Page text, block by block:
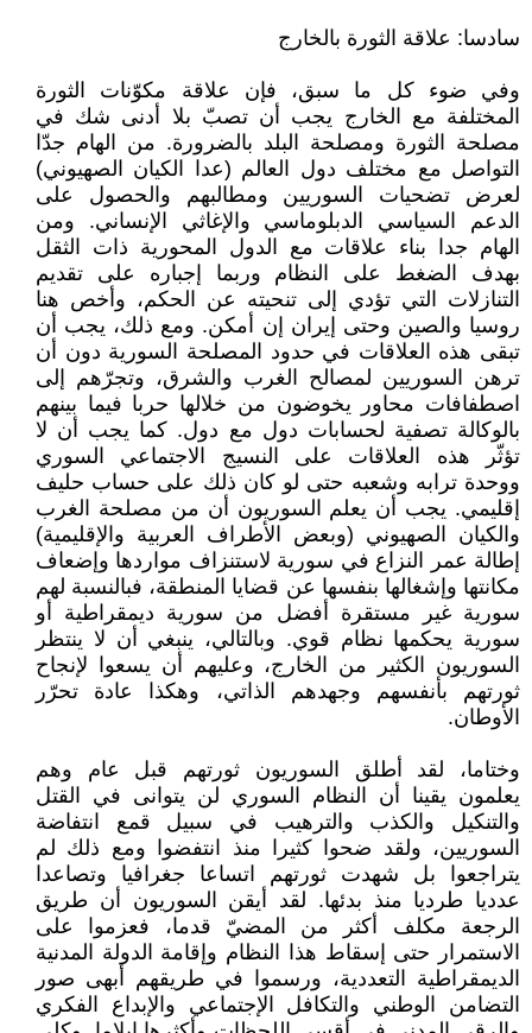
سادسا: علاقة الثورة بالخارج
وفي ضوء كل ما سبق، فإن علاقة مكوّنات الثورة
المختلفة مع الخارج يجب أن تصبّ بلا أدنى شك في
مصلحة الثورة ومصلحة البلد بالضرورة. من الهام جدّا
التواصل مع مختلف دول العالم (عدا الكيان الصهيوني)
لعرض تضحيات السوريين ومطالبهم والحصول على
الدعم السياسي الدبلوماسي والإغاثي الإنساني. ومن
الهام جدا بناء علاقات مع الدول المحورية ذات الثقل
بهدف الضغط على النظام وربما إجباره على تقديم
التنازلات التي تؤدي إلى تنحيته عن الحكم، وأخص هنا
روسيا والصين وحتى إيران إن أمكن. ومع ذلك، يجب أن
تبقى هذه العلاقات في حدود المصلحة السورية دون أن
ترهن السوريين لمصالح الغرب والشرق، وتجرّهم إلى
اصطفافات محاور يخوضون من خلالها حربا فيما بينهم
بالوكالة تصفية لحسابات دول مع دول. كما يجب أن لا
تؤثّر هذه العلاقات على النسيج الاجتماعي السوري
ووحدة ترابه وشعبه حتى لو كان ذلك على حساب حليف
إقليمي. يجب أن يعلم السوريون أن من مصلحة الغرب
والكيان الصهيوني (وبعض الأطراف العربية والإقليمية)
إطالة عمر النزاع في سورية لاستنزاف مواردها وإضعاف
مكانتها وإشغالها بنفسها عن قضايا المنطقة، فبالنسبة لهم
سورية غير مستقرة أفضل من سورية ديمقراطية أو
سورية يحكمها نظام قوي. وبالتالي، ينبغي أن لا ينتظر
السوريون الكثير من الخارج، وعليهم أن يسعوا لإنجاح
ثورتهم بأنفسهم وجهدهم الذاتي، وهكذا عادة تحرّر
الأوطان.
وختاما، لقد أطلق السوريون ثورتهم قبل عام وهم
يعلمون يقينا أن النظام السوري لن يتوانى في القتل
والتنكيل والكذب والترهيب في سبيل قمع انتفاضة
السوريين، ولقد ضحوا كثيرا منذ انتفضوا ومع ذلك لم
يتراجعوا بل شهدت ثورتهم اتساعا جغرافيا وتصاعدا
عدديا طرديا منذ بدئها. لقد أيقن السوريون أن طريق
الرجعة مكلف أكثر من المضيّ قدما، فعزموا على
الاستمرار حتى إسقاط هذا النظام وإقامة الدولة المدنية
الديمقراطية التعددية، ورسموا في طريقهم أبهى صور
التضامن الوطني والتكافل الإجتماعي والإبداع الفكري